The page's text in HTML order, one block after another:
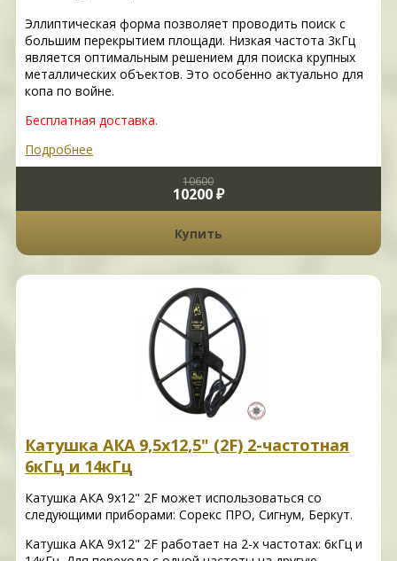
Эллиптическая форма позволяет проводить поиск с
большим перекрытием площади. Низкая частота 3кГц
является оптимальным решением для поиска крупных
металлических объектов. Это особенно актуально для
копа по войне.
Бесплатная доставка.
Подробнее
10600
10200 ₽
Купить
Катушка АКА 9,5х12,5" (2F) 2-частотная
6кГц и 14кГц
Катушка АКА 9х12" 2F может использоваться со
следующими приборами: Сорекс ПРО, Сигнум, Беркут.
Катушка АКА 9х12" 2F работает на 2-х частотах: 6кГц и